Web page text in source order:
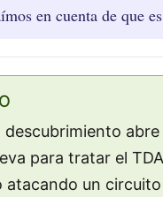
en cuenta de que
descubrimiento abre
para tratar el
atacando un